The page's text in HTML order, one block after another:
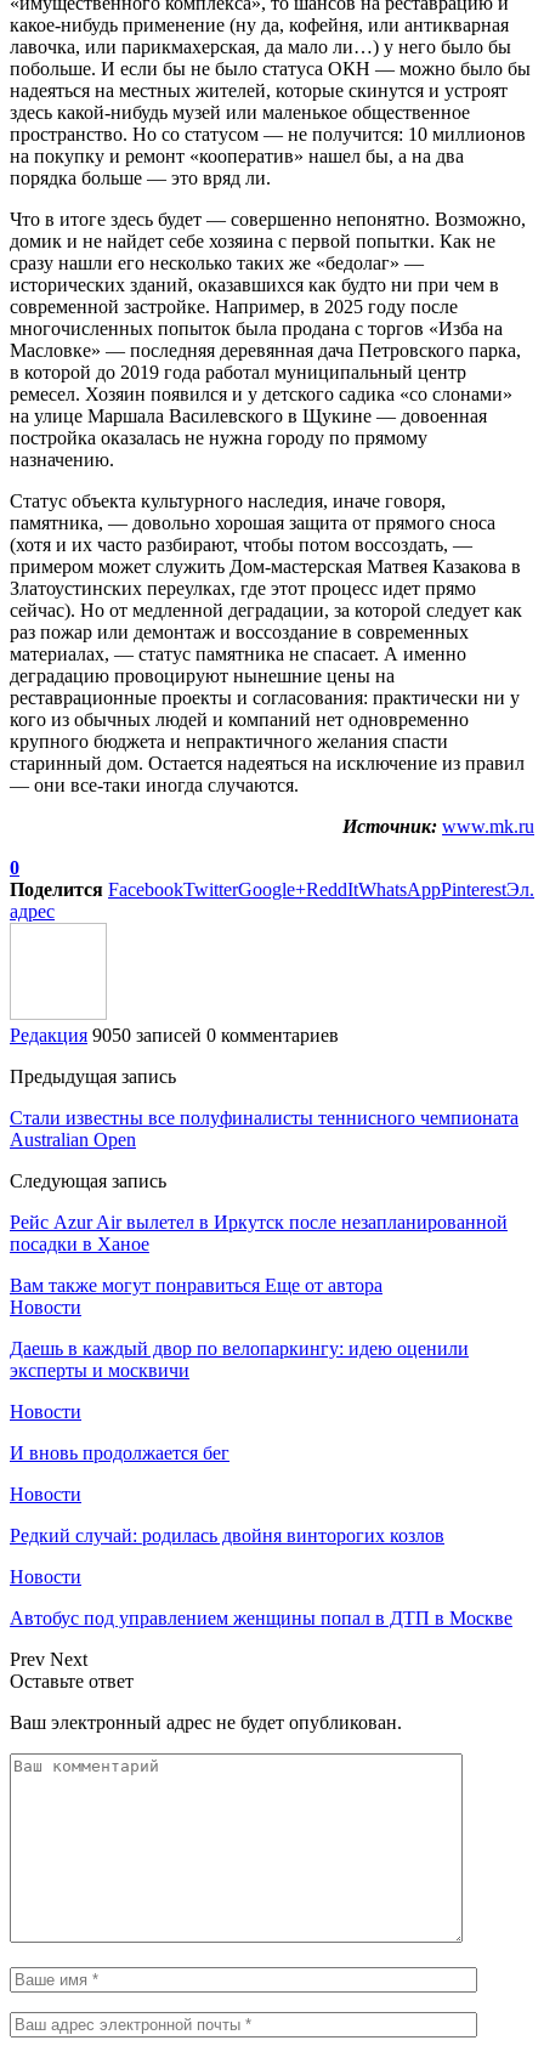
какое-нибудь применение (ну да, кофейня, или антикварная
лавочка, или парикмахерская, да мало ли…) у него было бы
побольше. И если бы не было статуса ОКН — можно было бы
надеяться на местных жителей, которые скинутся и устроят
здесь какой-нибудь музей или маленькое общественное
пространство. Но со статусом — не получится: 10 миллионов
на покупку и ремонт «кооператив» нашел бы, а на два
порядка больше — это вряд ли.
Что в итоге здесь будет — совершенно непонятно. Возможно,
домик и не найдет себе хозяина с первой попытки. Как не
сразу нашли его несколько таких же «бедолаг» —
исторических зданий, оказавшихся как будто ни при чем в
современной застройке. Например, в 2025 году после
многочисленных попыток была продана с торгов «Изба на
Масловке» — последняя деревянная дача Петровского парка,
в которой до 2019 года работал муниципальный центр
ремесел. Хозяин появился и у детского садика «со слонами»
на улице Маршала Василевского в Щукине — довоенная
постройка оказалась не нужна городу по прямому
назначению.
Статус объекта культурного наследия, иначе говоря,
памятника, — довольно хорошая защита от прямого сноса
(хотя и их часто разбирают, чтобы потом воссоздать, —
примером может служить Дом-мастерская Матвея Казакова в
Златоустинских переулках, где этот процесс идет прямо
сейчас). Но от медленной деградации, за которой следует как
раз пожар или демонтаж и воссоздание в современных
материалах, — статус памятника не спасает. А именно
деградацию провоцируют нынешние цены на
реставрационные проекты и согласования: практически ни у
кого из обычных людей и компаний нет одновременно
крупного бюджета и непрактичного желания спасти
старинный дом. Остается надеяться на исключение из правил
— они все-таки иногда случаются.
Источник: www.mk.ru
0
Поделится FacebookTwitterGoogle+ReddItWhatsAppPinterestЭл.
адрес
Редакция 9050 записей 0 комментариев
Предыдущая запись
Стали известны все полуфиналисты теннисного чемпионата
Australian Open
Следующая запись
Рейс Azur Air вылетел в Иркутск после незапланированной
посадки в Ханое
Вам также могут понравиться Еще от автора
Новости
Даешь в каждый двор по велопаркингу: идею оценили
эксперты и москвичи
Новости
И вновь продолжается бег
Новости
Редкий случай: родилась двойня винторогих козлов
Новости
Автобус под управлением женщины попал в ДТП в Москве
Prev Next
Оставьте ответ
Ваш электронный адрес не будет опубликован.